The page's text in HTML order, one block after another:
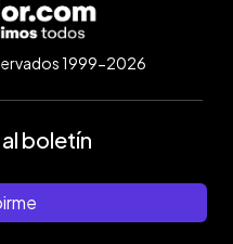
1999-2026
boletín